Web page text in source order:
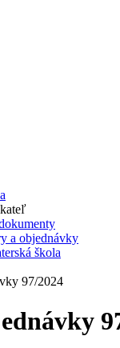
a objednávky
škola
97/2024